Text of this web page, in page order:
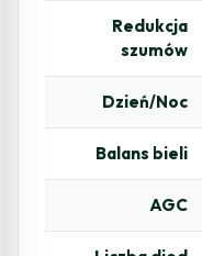
Redukcja
szumów
Dzień/Noc
Balans bieli
AGC